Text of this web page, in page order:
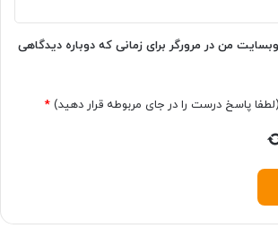
من در مرورگر برای زمانی که دوباره دیدگاهی
پاسخ درست را در جای مربوطه قرار دهید) *